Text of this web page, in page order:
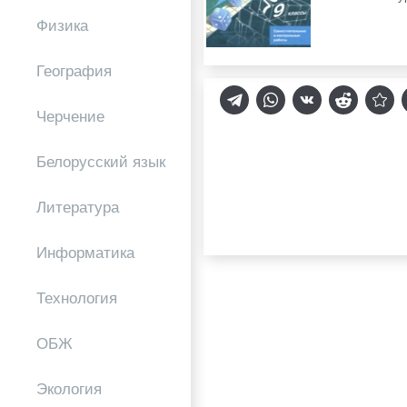
Физика
География
Черчение
Белорусский язык
Литература
Информатика
Технология
ОБЖ
Экология